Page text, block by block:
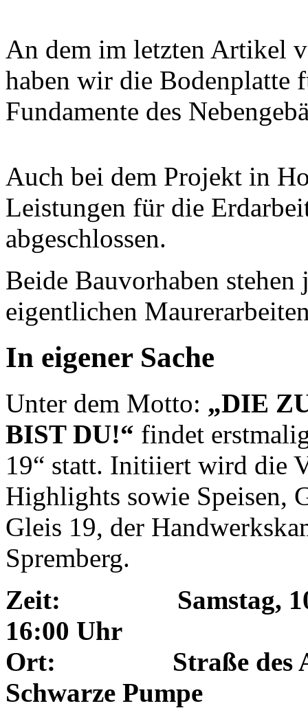
An dem im letzten Artikel
haben wir die Bodenplatte
Fundamente des
Auch bei dem Projekt in
Leistungen für die
abgeschlossen.
Beide Bauvorhaben
eigentlichen
In eigener Sache
Unter dem Motto: „DIE
BIST DU!“ findet
19“ statt. Initiiert wird die
Highlights sowie Speisen,
Gleis 19, der
Spremberg.
Zeit: Samstag, 10.
16:00 Uhr
Ort: Straße des
Schwarze Pumpe